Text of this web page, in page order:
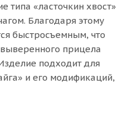
типа «ласточкин хвост»
Благодаря этому
быстросъемным, что
прицела
подходит для
и его модификаций,